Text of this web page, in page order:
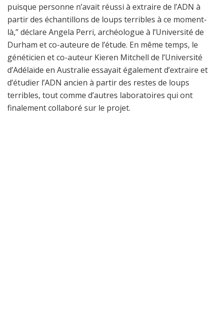
puisque personne n’avait réussi à extraire de l’ADN à
partir des échantillons de loups terribles à ce moment-
là,” déclare Angela Perri, archéologue à l’Université de
Durham et co-auteure de l’étude. En même temps, le
généticien et co-auteur Kieren Mitchell de l’Université
d’Adélaïde en Australie essayait également d’extraire et
d’étudier l’ADN ancien à partir des restes de loups
terribles, tout comme d’autres laboratoires qui ont
finalement collaboré sur le projet.